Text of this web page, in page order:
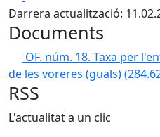
Darrera actualització:
Documents
OF. núm. 18. Taxa per
de les voreres (guals)
RSS
L'actualitat a un clic